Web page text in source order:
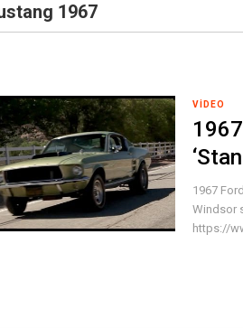
1967
VIDEO
1967
Windsor
https://